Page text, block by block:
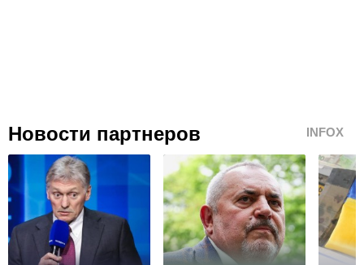
Новости партнеров INFOX